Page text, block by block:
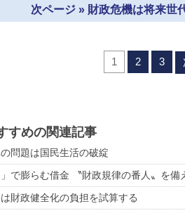
次ページ » 財政危機は将来世
1 2 3
すめの関連記事
問題は国民生活の破綻
」で膨らむ借金 〝財政規律の番人〟を備
財政健全化の負担を試算する